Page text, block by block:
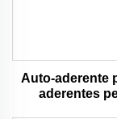
Auto-aderente
aderentes